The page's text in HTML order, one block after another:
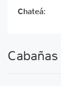
Chateá:
Cabañas